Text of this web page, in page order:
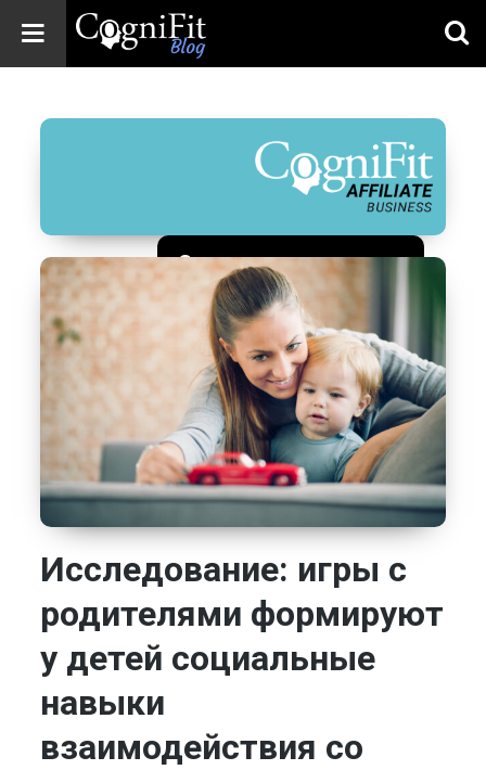
Blog: Brain
Wellness
Зарегистрироваться
Исследование: игры с
родителями формируют
у детей социальные
навыки
взаимодействия со